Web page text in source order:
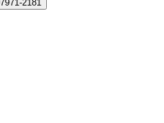
2181